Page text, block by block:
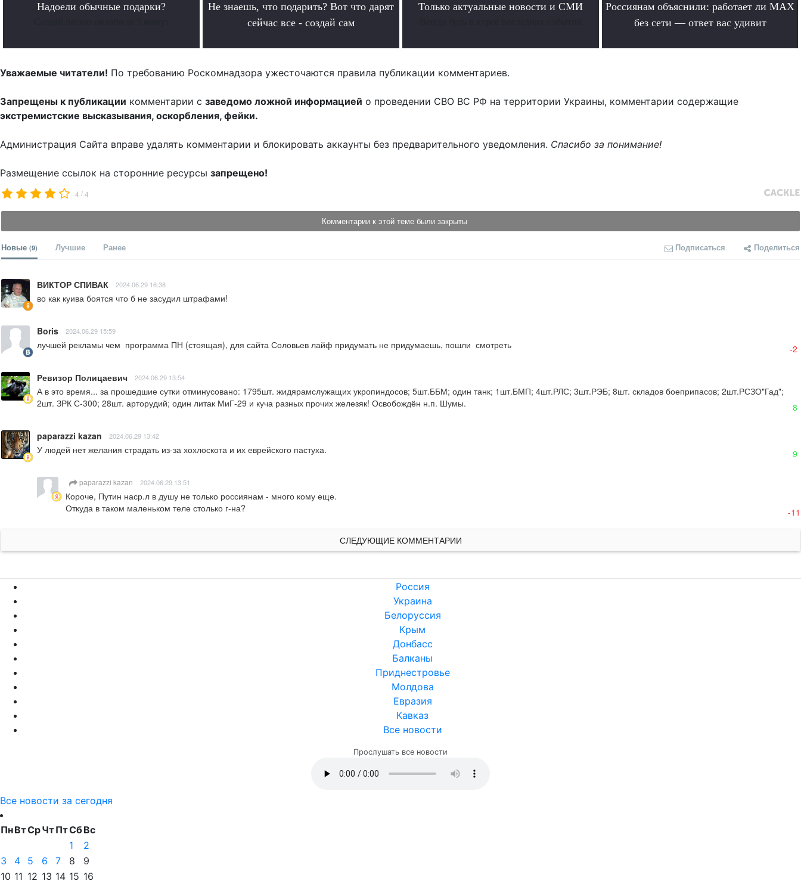
Надоели обычные подарки?
Не знаешь, что подарить? Вот что дарят
сейчас все - создай сам
Только актуальные новости и СМИ
Россиянам объяснили: работает ли MAX
без сети — ответ вас удивит
Уважаемые читатели! По требованию Роскомнадзора ужесточаются правила публикации комментариев.
Запрещены к публикации комментарии с заведомо ложной информацией о проведении СВО ВС РФ на территории Украины, комментарии содержащие
экстремистские высказывания, оскорбления, фейки.
Администрация Сайта вправе удалять комментарии и блокировать аккаунты без предварительного уведомления. Спасибо за понимание!
Размещение ссылок на сторонние ресурсы запрещено!
4 /4
Комментарии к этой теме были закрыты
Новые (9) Лучшие Ранее Подписаться Поделиться
ВИКТОР СПИВАК 2024.06.29 16:38
во как куива боятся что б не засудил штрафами!
Boris 2024.06.29 15:59
лучшей рекламы чем  программа ПН (стоящая), для сайта Соловьев лайф придумать не придумаешь, пошли  смотреть -2
Ревизор Полицаевич 2024.06.29 13:54
А в это время... за прошедшие сутки отминусовано: 1795шт. жидярамслужащих укропиндосов; 5шт.ББМ; один танк; 1шт.БМП; 4шт.РЛС; 3шт.РЭБ; 8шт. складов боеприпасов; 2шт.РСЗО"Гад";
2шт. ЗРК С-300; 28шт. арторудий; один литак МиГ-29 и куча разных прочих железяк! Освобождён н.п. Шумы.
8
paparazzi kazan 2024.06.29 13:42
У людей нет желания страдать из-за хохлоскота и их еврейского пастуха. 9
paparazzi kazan 2024.06.29 13:51
Короче, Путин наср.л в душу не только россиянам - много кому еще.
Откуда в таком маленьком теле столько г-на?
-11
СЛЕДУЮЩИЕ КОММЕНТАРИИ
Россия
Украина
Белоруссия
Крым
Донбасс
Балканы
Приднестровье
Молдова
Евразия
Кавказ
Все новости
Прослушать все новости
Все новости за сегодня
ПнВтСрЧтПтСбВс
1
2
3
4 5 6 7 8
9
10 11 12 13 14 15 16